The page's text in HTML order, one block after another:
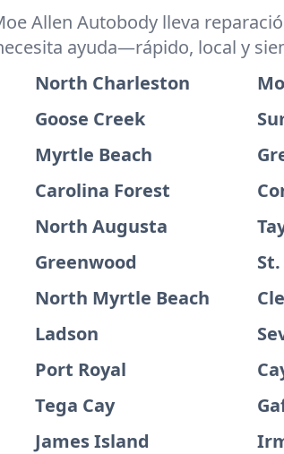
Allen Autobody lleva
ayuda—rápido, local y
North Charleston
Goose Creek
Myrtle Beach
Carolina Forest
North Augusta
Greenwood
North Myrtle Beach
Ladson
Port Royal
Tega Cay
James Island